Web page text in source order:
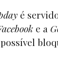
é
e a